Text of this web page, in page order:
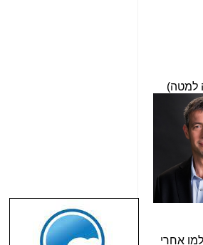
למטה)
אחרי
שבוע טוב לכל
הגולשים באשר
הם!!!